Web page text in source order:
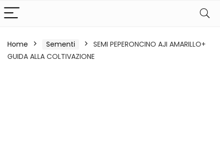
Home Sementi
SEMI PEPERONCINO AJI AMARILLO+
GUIDA ALLA COLTIVAZIONE